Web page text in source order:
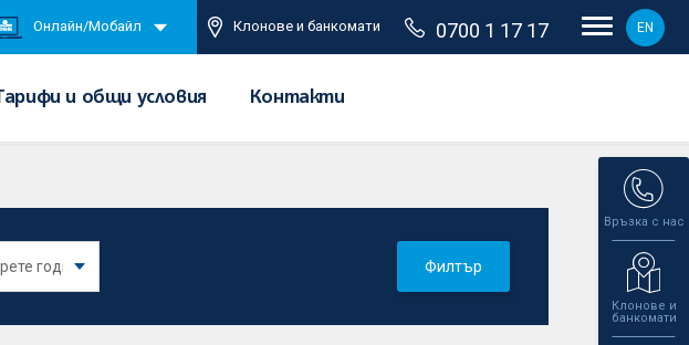
Онлайн/Мобайл Клонове и банкомати 0700 1 17 17 EN
Тарифи и общи условия Контакти
Връзка с нас
Клонове и
банкомати
Филтър